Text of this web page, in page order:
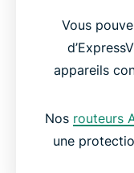
Vous
appareils
Nos routeurs
une